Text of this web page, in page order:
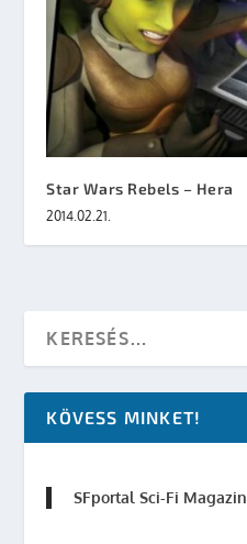
Star Wars Rebels – Hera
2014.02.21.
KÖVESS MINKET!
SFportal Sci-Fi Magazin